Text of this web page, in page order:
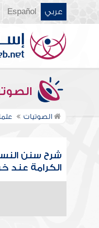
عربي Español
الصوتيات
شرح سنن
الكرامة عند